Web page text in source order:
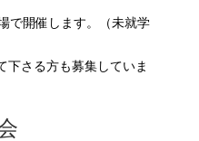
で開催します。（未就学
下さる方も募集していま